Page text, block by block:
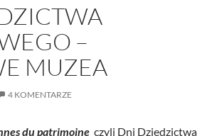
–
MUZEA
4 KOMENTARZE
du patrimoine czyli Dni Dziedzictwa